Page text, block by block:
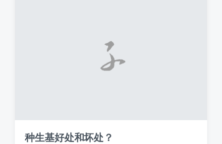
种生基好处和坏处？